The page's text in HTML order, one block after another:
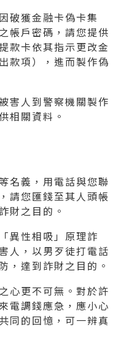
破獲金融卡偽卡集
帳戶密碼，請您提供
款卡依其指示更改金
款項），進而製作偽
害人到警察機關製作
相關資料。
名義，用電話與您聯
請您匯錢至其人頭帳
財之目的。
異性相吸」原理詐
人，以男歹徒打電話
，達到詐財之目的。
心更不可無。對於許
電調錢應急，應小心
同的回憶，可一辨真